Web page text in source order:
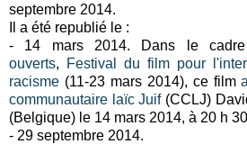
septembre 2014.
Il a été republié le :
- 14 mars 2014. Dans le
ouverts,
Festival du film pour
racisme (11-23 mars 2014), ce film
communautaire laïc Juif(CCLJ)
(Belgique) le 14 mars 2014, à 20 h
- 29 septembre 2014.